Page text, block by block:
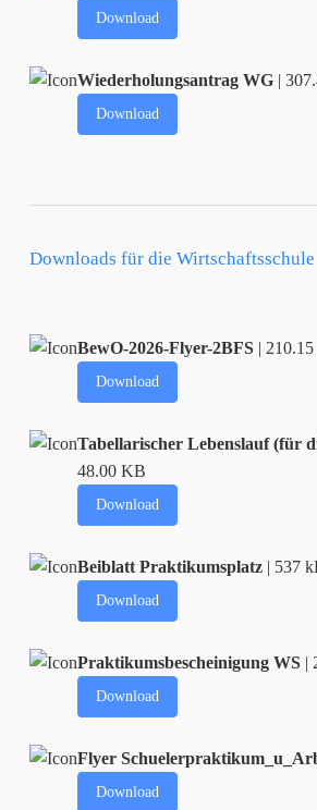
Download
Wiederholungsantrag WG |
Download
Downloads für die Wirtschaftsschule
BewO-2026-Flyer-2BFS |
Download
Tabellarischer Lebenslauf (für
48.00 KB
Download
Beiblatt Praktikumsplatz | 537
Download
Praktikumsbescheinigung WS |
Download
Flyer
Download